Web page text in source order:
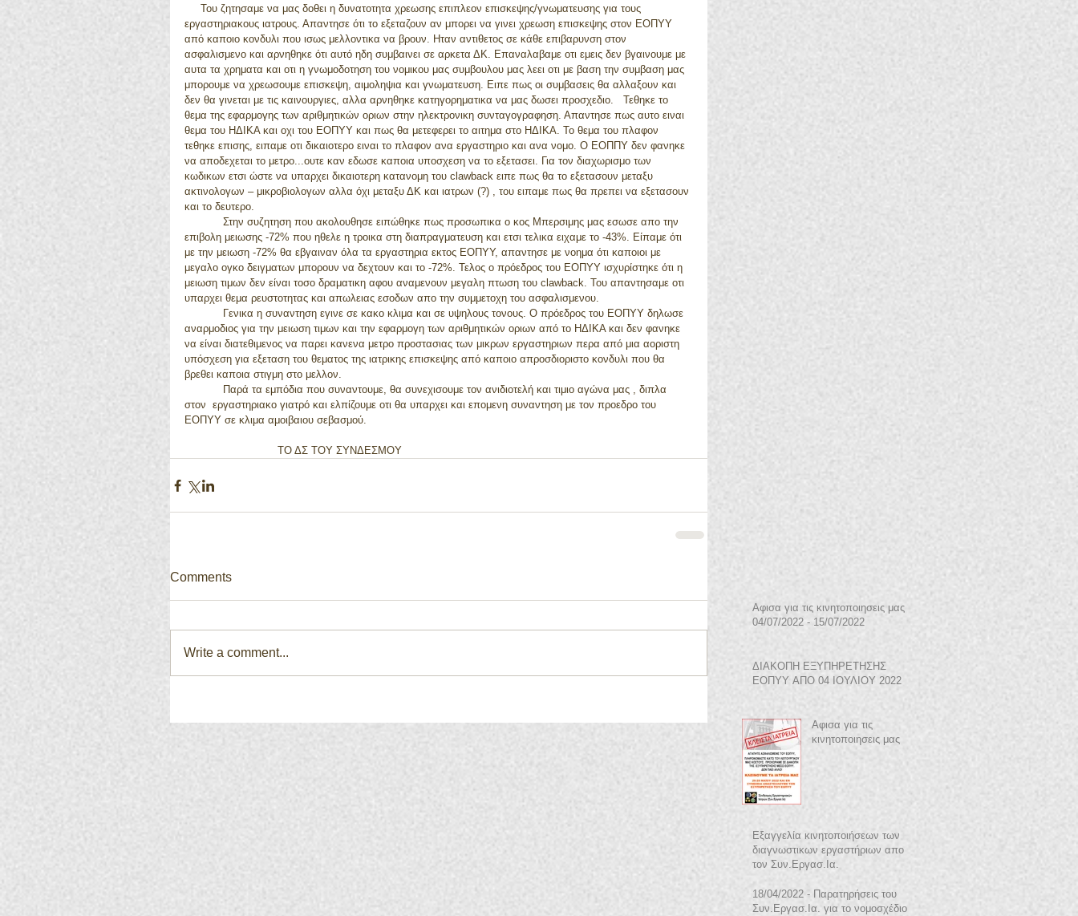
     Του ζητησαμε να μας δοθει η δυνατοτητα χρεωσης επιπλεον επισκεψης/γνωματευσης για τους
εργαστηριακους ιατρους. Απαντησε ότι το εξεταζουν αν μπορει να γινει χρεωση επισκεψης στον ΕΟΠΥΥ
από καποιο κονδυλι που ισως μελλοντικα να βρουν. Ηταν αντιθετος σε κάθε επιβαρυνση στον
ασφαλισμενο και αρνηθηκε ότι αυτό ηδη συμβαινει σε αρκετα ΔΚ. Επαναλαβαμε οτι εμεις δεν βγαινουμε με
αυτα τα χρηματα και οτι η γνωμοδοτηση του νομικου μας συμβουλου μας λεει οτι με βαση την συμβαση μας
μπορουμε να χρεωσουμε επισκεψη, αιμοληψια και γνωματευση. Ειπε πως οι συμβασεις θα αλλαξουν και
δεν θα γινεται με τις καινουργιες, αλλα αρνηθηκε κατηγορηματικα να μας δωσει προσχεδιο.   Τεθηκε το
θεμα της εφαρμογης των αριθμητικών οριων στην ηλεκτρονικη συνταγογραφηση. Απαντησε πως αυτο ειναι
θεμα του ΗΔΙΚΑ και οχι του ΕΟΠΥΥ και πως θα μετεφερει το αιτημα στο ΗΔΙΚΑ. Το θεμα του πλαφον
τεθηκε επισης, ειπαμε οτι δικαιοτερο ειναι το πλαφον ανα εργαστηριο και ανα νομο. Ο ΕΟΠΠΥ δεν φανηκε
να αποδεχεται το μετρο...ουτε καν εδωσε καποια υποσχεση να το εξετασει. Για τον διαχωρισμο των
κωδικων ετσι ώστε να υπαρχει δικαιοτερη κατανομη του clawback ειπε πως θα το εξετασουν μεταξυ
ακτινολογων – μικροβιολογων αλλα όχι μεταξυ ΔΚ και ιατρων (?) , του ειπαμε πως θα πρεπει να εξετασουν
και το δευτερο.
επιβολη μειωσης -72% που ηθελε η τροικα στη διαπραγματευση και ετσι τελικα ειχαμε το -43%. Είπαμε ότι
με την μειωση -72% θα εβγαιναν όλα τα εργαστηρια εκτος ΕΟΠΥΥ, απαντησε με νοημα ότι καποιοι με
μεγαλο ογκο δειγματων μπορουν να δεχτουν και το -72%. Τελος ο πρόεδρος του ΕΟΠΥΥ ισχυρίστηκε ότι η
μειωση τιμων δεν είναι τοσο δραματικη αφου αναμενουν μεγαλη πτωση του clawback. Του απαντησαμε οτι
υπαρχει θεμα ρευστοτητας και απωλειας εσοδων απο την συμμετοχη του ασφαλισμενου.
αναρμοδιος για την μειωση τιμων και την εφαρμογη των αριθμητικών οριων από το ΗΔΙΚΑ και δεν φανηκε
να είναι διατεθιμενος να παρει κανενα μετρο προστασιας των μικρων εργαστηριων περα από μια αοριστη
υπόσχεση για εξεταση του θεματος της ιατρικης επισκεψης από καποιο απροσδιοριστο κονδυλι που θα
βρεθει καποια στιγμη στο μελλον.
στον  εργαστηριακο γιατρό και ελπίζουμε οτι θα υπαρχει και επομενη συναντηση με τον προεδρο του
ΕΟΠΥΥ σε κλιμα αμοιβαιου σεβασμού.
                             ΤΟ ΔΣ ΤΟΥ ΣΥΝΔΕΣΜΟΥ
Comments
Write a comment...
Αφισα για τις κινητοποιησεις μας
04/07/2022 - 15/07/2022
ΔΙΑΚΟΠΗ ΕΞΥΠΗΡΕΤΗΣΗΣ
ΕΟΠΥΥ ΑΠΟ 04 ΙΟΥΛΙΟΥ 2022
Αφισα για τις
κινητοποιησεις μας
Εξαγγελία κινητοποιήσεων των
διαγνωστικων εργαστήριων απο
τον Συν.Εργασ.Ια.
18/04/2022 - Παρατηρήσεις του
Συν.Εργασ.Ια. για το νομοσχέδιο